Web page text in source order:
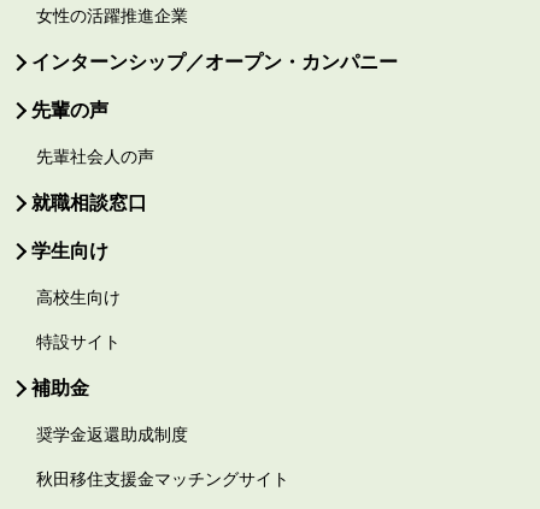
女性の活躍推進企業
インターンシップ／オープン・カンパニー
先輩の声
先輩社会人の声
就職相談窓口
学生向け
高校生向け
特設サイト
補助金
奨学金返還助成制度
秋田移住支援金マッチングサイト